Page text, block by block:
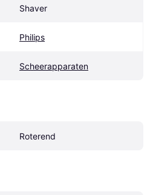
Shaver
Philips
Scheerapparaten
Roterend